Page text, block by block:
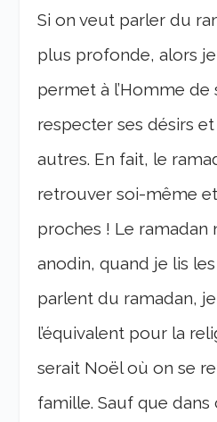
Si on veut parler du
plus profonde, alors je
permet à l’Homme de
respecter ses désirs
autres. En fait, le
retrouver soi-même
proches ! Le ramadan
anodin, quand je lis
parlent du ramadan,
l’équivalent pour la
serait Noël où on se
famille. Sauf que dans